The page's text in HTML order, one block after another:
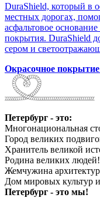
DuraShield, который в
местных дорогах,
асфальтовое
покрытия. DuraShield
сером и
Окрасочное
Петербург - это:
Многонациональная
Город великих
Хранитель великой
Родина великих людей!
Жемчужина
Дом мировых культур
Петербург - это мы!